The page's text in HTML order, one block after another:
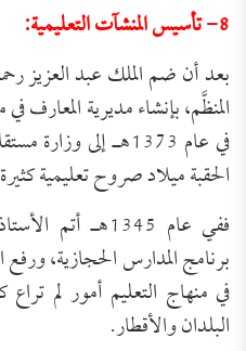
8- تأسيس المنشآت التعليمية:
بعد أن ضم الملك عبد العزيز
في عام 1373هـ إلى
الحقبة ميلاد صروح تعليمية
ففي عام 1345هـ
برنامج المدارس الحجازية،
في منهاج التعليم أمور لم تراع
البلدان والأقطار.